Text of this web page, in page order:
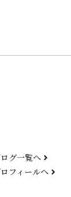
KARMA
グ一覧へ
フィールへ